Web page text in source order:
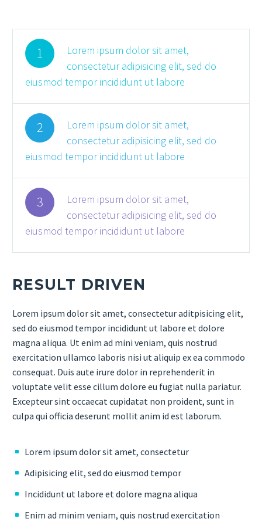
1
Lorem ipsum dolor sit amet,
consectetur adipisicing elit, sed do
eiusmod tempor incididunt ut labore
2
Lorem ipsum dolor sit amet,
consectetur adipisicing elit, sed do
eiusmod tempor incididunt ut labore
3
Lorem ipsum dolor sit amet,
consectetur adipisicing elit, sed do
eiusmod tempor incididunt ut labore
RESULT DRIVEN
Lorem ipsum dolor sit amet, consectetur aditpisicing elit,
sed do eiusmod tempor incididunt ut labore et dolore
magna aliqua. Ut enim ad mini veniam, quis nostrud
exercitation ullamco laboris nisi ut aliquip ex ea commodo
consequat. Duis aute irure dolor in reprehenderit in
voluptate velit esse cillum dolore eu fugiat nulla pariatur.
Excepteur sint occaecat cupidatat non proident, sunt in
culpa qui officia deserunt mollit anim id est laborum.
Lorem ipsum dolor sit amet, consectetur
Adipisicing elit, sed do eiusmod tempor
Incididunt ut labore et dolore magna aliqua
Enim ad minim veniam, quis nostrud exercitation